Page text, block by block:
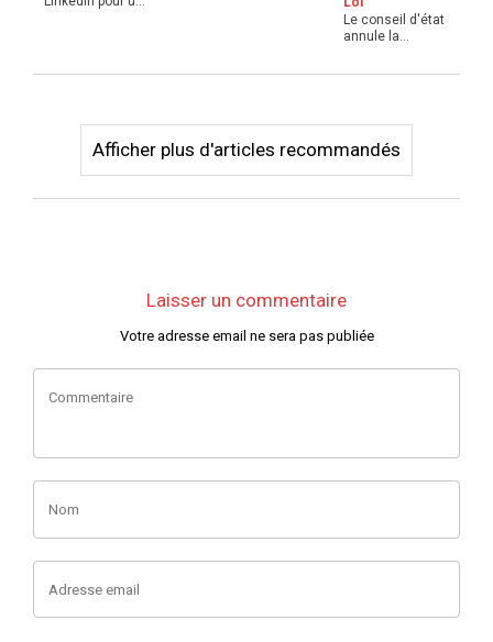
Le conseil d'état
annule la
Afficher plus d'articles recommandés
Laisser un commentaire
Votre adresse email ne sera pas publiée
Commentaire
Nom
Adresse email